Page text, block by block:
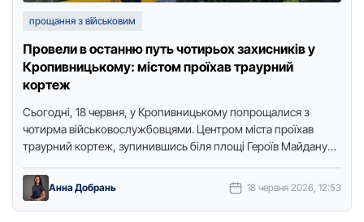
прощання з військовим
Провели в останню путь чотирьох захисників у
Кропивницькому: містом проїхав траурний
кортеж
Сьогодні, 18 червня, у Кропивницькому попрощалися з
чотирма військовослужбовцями. Центром міста проїхав
траурний кортеж, зупинившись біля площі Героїв Майдану
Анна Добрань 18 червня 2026, 12:53